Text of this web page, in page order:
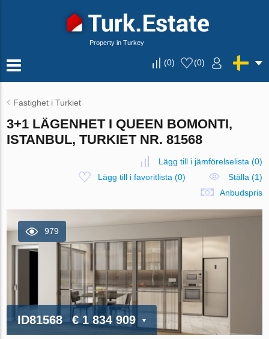
Property in Turkey
(0) (0)
Fastighet i Turkiet
3+1 LÄGENHET I QUEEN BOMONTI,
ISTANBUL, TURKIET NR. 81568
Lägg till i jämförelselista (0)
Lägg till i favoritlista (0)
Ställa (1)
Anbudspris
979
ID81568 € 1 834 909